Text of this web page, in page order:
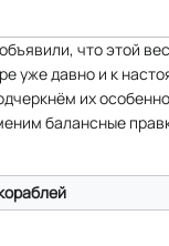
что этой
уже давно и к
их
балансные